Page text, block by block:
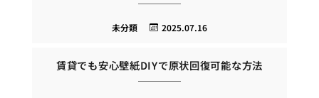
2025.07.16
未分類
賃貸でも安心壁紙DIYで原状回復可能な方法